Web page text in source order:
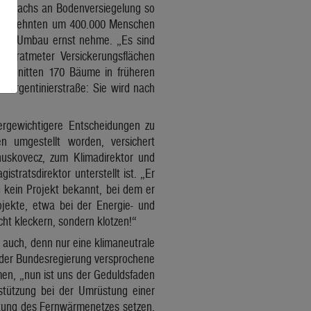
an Bodenversiegelung so
um 400.000 Menschen
Umbau ernst nehme. „Es sind
Versickerungsflächen
170 Bäume in früheren
Argentinierstraße: Sie wird nach
Entscheidungen zu
umgestellt worden, versichert
zum Klimadirektor und
unterstellt ist. „Er
kein Projekt bekannt, bei dem er
etwa bei der Energie- und
kleckern, sondern klotzen!“
denn nur eine klimaneutrale
Bundesregierung versprochene
„nun ist uns der Geduldsfaden
bei der Umrüstung einer
des Fernwärmenetzes setzen,